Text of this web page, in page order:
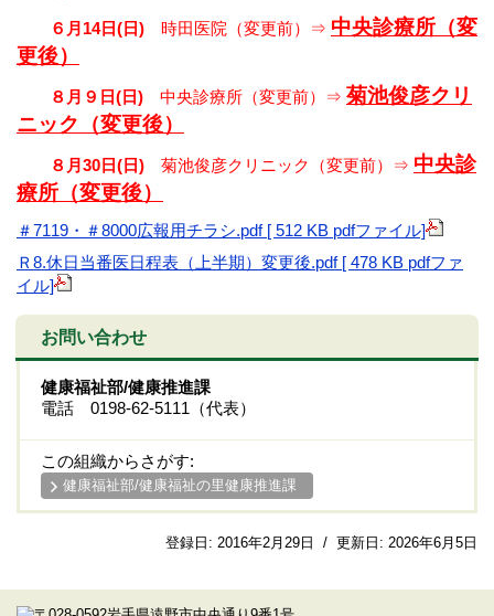
６月14日(日) 時田医院（変更前）⇒ 中央診療所（変
更後）
８月９日(日) 中央診療所（変更前）⇒ 菊池俊彦クリ
ニック（変更後）
８月30日(日) 菊池俊彦クリニック（変更前）⇒ 中央診
療所（変更後）
＃7119・＃8000広報用チラシ.pdf [ 512 KB pdfファイル]
Ｒ8.休日当番医日程表（上半期）変更後.pdf [ 478 KB pdfファ
イル]
お問い合わせ
健康福祉部/健康推進課
電話 0198-62-5111（代表）
この組織からさがす:
健康福祉部/健康福祉の里健康推進課
登録日: 2016年2月29日 / 更新日: 2026年6月5日